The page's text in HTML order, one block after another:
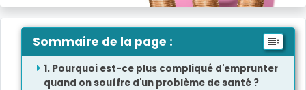
Sommaire de la page :
Pourquoi est-ce plus compliqué d'emprunter
quand on souffre d'un problème de santé ?